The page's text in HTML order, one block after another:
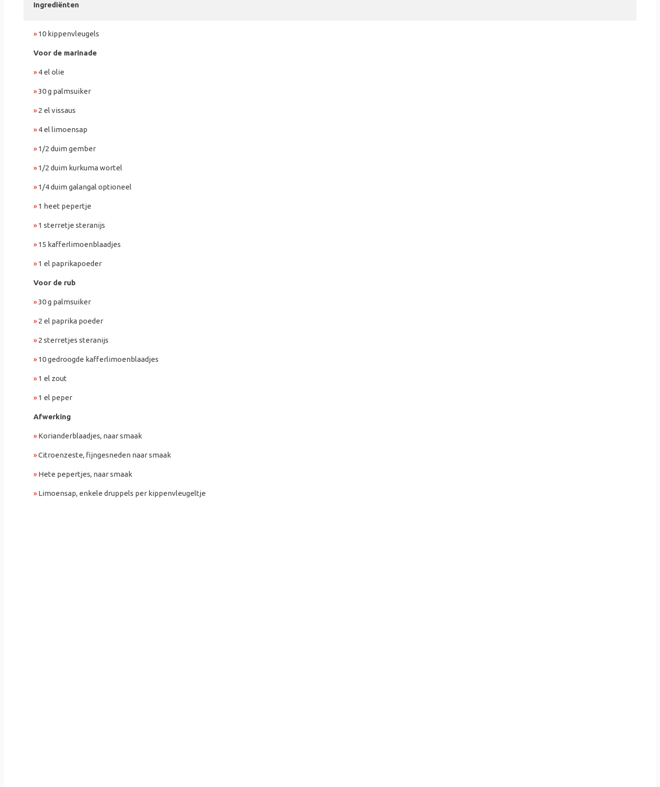
Ingrediënten
» 10 kippenvleugels
Voor de marinade
» 4 el olie
»30 g palmsuiker
» 2 el vissaus
» 4 el limoensap
» 1/2 duim gember
» 1/2 duim kurkuma wortel
» 1/4 duim galangal optioneel
» 1 heet pepertje
» 1 sterretje steranijs
» 15 kafferlimoenblaadjes
» 1 el paprikapoeder
Voor de rub
»30 g palmsuiker
» 2 el paprika poeder
» 2 sterretjes steranijs
» 10 gedroogde kafferlimoenblaadjes
» 1 el zout
» 1 el peper
Afwerking
» Korianderblaadjes, naar smaak
»Citroenzeste, fijngesneden naar smaak
» Hete pepertjes, naar smaak
» Limoensap, enkele druppels per kippenvleugeltje